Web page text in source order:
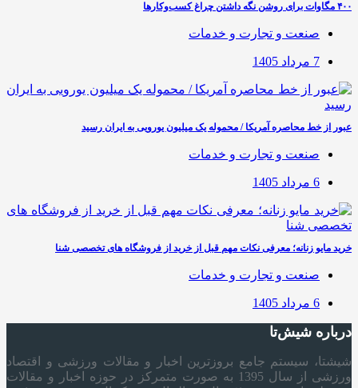
۴۰۰ مگاوات برای روشن نگه داشتن چراغ کسب‌وکار‌ها
صنعت و تجارت و خدمات
7 مرداد 1405
عبور از خط محاصره آمریکا / محموله یک میلیون یورویی به ایران رسید
صنعت و تجارت و خدمات
6 مرداد 1405
خرید مایو زنانه؛ معرفی نکات مهم قبل از خرید از فروشگاه های تخصصی شنا
صنعت و تجارت و خدمات
6 مرداد 1405
درباره شیش‌تا
شیشتا، سیستم جامع بروزترین اخبار و مقالات ورزشی و اقتصاد
ورزشی از سال 1395 به صورت متمرکز در حوزه اخبار و مقالات